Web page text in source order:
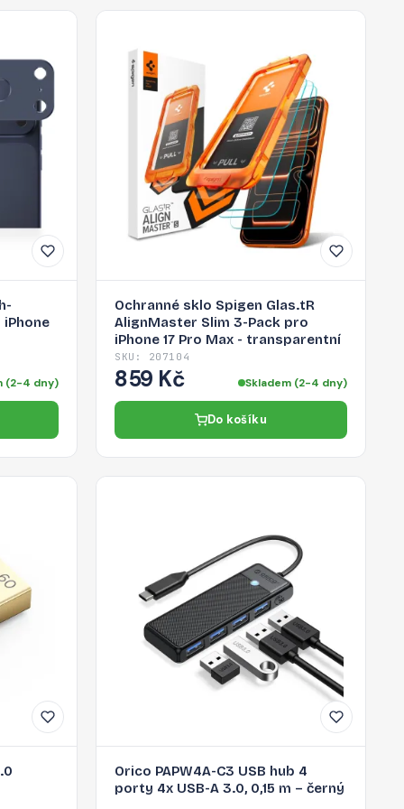
(2-4 dny)
Ochranné sklo Spigen Glas.tR
AlignMaster Slim 3-Pack pro
iPhone 17 Pro Max - transparentní
SKU: 207104
859 Kč Skladem (2-4 dny)
Do košíku
Orico PAPW4A-C3 USB hub 4
porty 4x USB-A 3.0, 0,15 m – černý